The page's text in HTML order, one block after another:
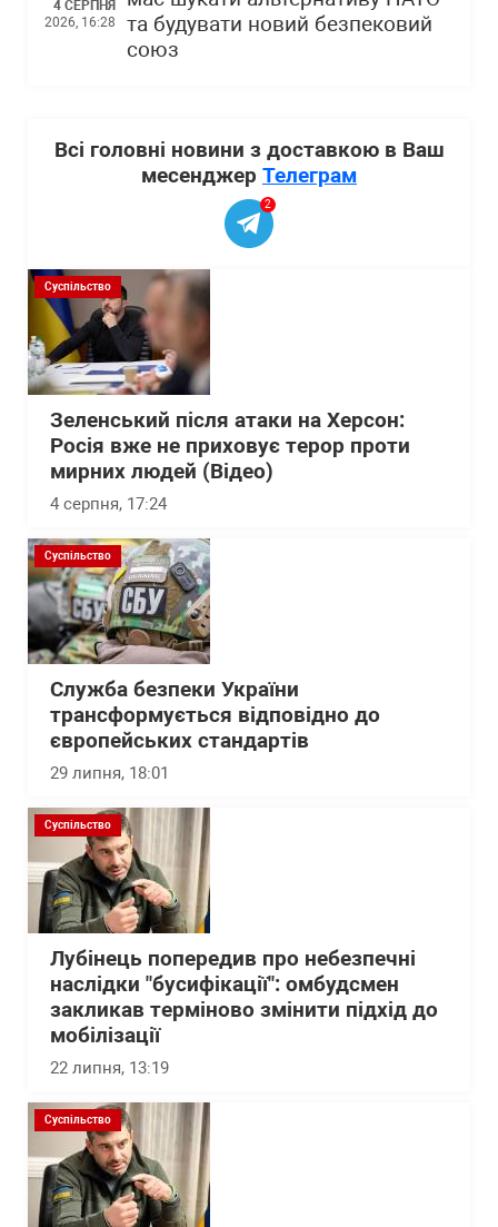
4 СЕРПНЯ
2026, 16:28
та будувати новий безпековий
союз
Всі головні новини з доставкою в Ваш
месенджер Телеграм
2
Суспільство
Зеленський після атаки на Херсон:
Росія вже не приховує терор проти
мирних людей (Відео)
4 серпня, 17:24
Суспільство
Служба безпеки України
трансформується відповідно до
європейських стандартів
29 липня, 18:01
Суспільство
Лубінець попередив про небезпечні
наслідки "бусифікації": омбудсмен
закликав терміново змінити підхід до
мобілізації
22 липня, 13:19
Суспільство